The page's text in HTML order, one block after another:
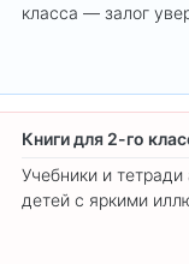
класса — залог
Книги для 2-го
Учебники и
детей с яркими